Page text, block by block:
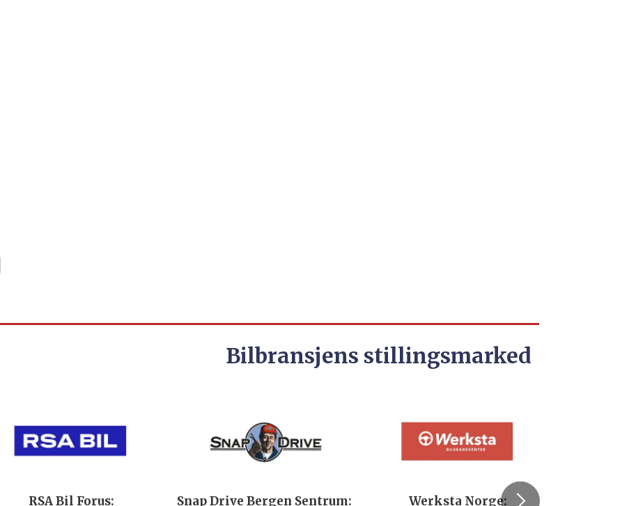
Bilbransjens stillingsmarked
RSA Bil Forus: Snap Drive Bergen Sentrum: Werksta Norge: